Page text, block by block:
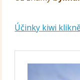
Účinky kiwi